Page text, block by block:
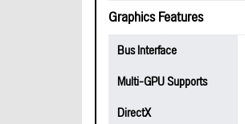
Graphics Features
Bus Interface
Multi-GPU Supports
DirectX